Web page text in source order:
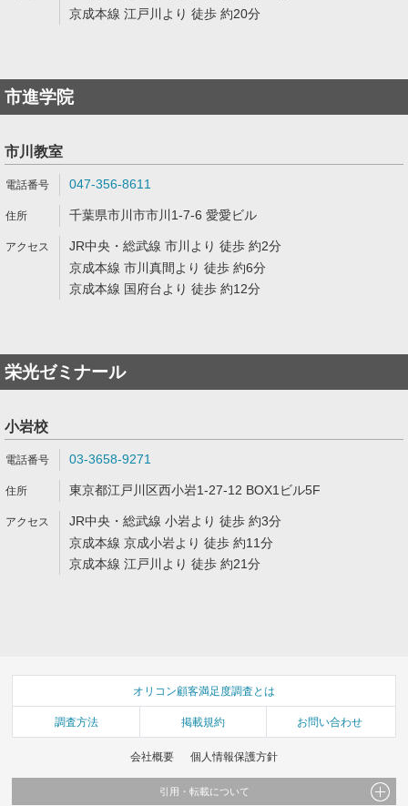
京成本線 江戸川より 徒歩 約20分
市進学院
市川教室
047-356-8611
千葉県市川市市川1-7-6 愛愛ビル
JR中央・総武線 市川より 徒歩 約2分
京成本線 市川真間より 徒歩 約6分
京成本線 国府台より 徒歩 約12分
栄光ゼミナール
小岩校
03-3658-9271
東京都江戸川区西小岩1-27-12 BOX1ビル5F
JR中央・総武線 小岩より 徒歩 約3分
京成本線 京成小岩より 徒歩 約11分
京成本線 江戸川より 徒歩 約21分
オリコン顧客満足度調査とは
調査方法 掲載規約 お問い合わせ
会社概要 個人情報保護方針
引用・転載について